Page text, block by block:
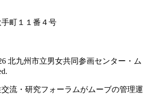
町１１番４号
北九州市立男女共同参画センター・ム
交流・研究フォーラムがムーブの管理運